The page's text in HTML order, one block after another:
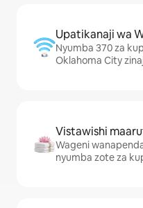
Upatikanaji wa
Nyumba 370 za
Oklahoma City
Vistawishi
Wageni
nyumba zote za